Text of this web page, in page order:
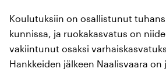
Koulutuksiin on osallistunut
kunnissa, ja ruokakasvatus on
vakiintunut osaksi
Hankkeiden jälkeen Naalisvaara